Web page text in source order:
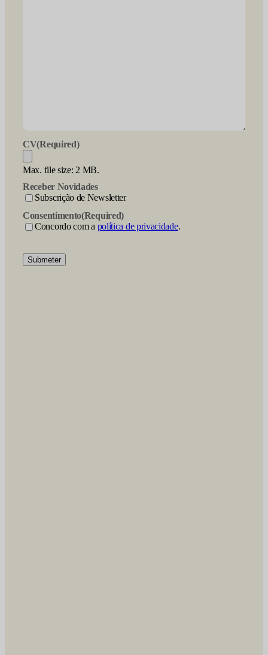
CV(Required)
Max. file size: 2 MB.
Receber Novidades
Subscrição de Newsletter
Consentimento(Required)
Concordo com a política de privacidade.
Submeter